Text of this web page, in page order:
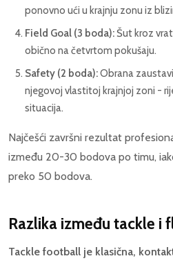
ponovno ući u krajnju zonu iz
Field Goal (3 boda):Šut kroz
obično na četvrtom pokušaju.
Safety (2 boda):Obrana
njegovoj vlastitoj krajnjoj zoni -
situacija.
Najčešći završni rezultat
između 20-30 bodova po timu,
preko 50 bodova.
Razlika između tackle i
Tackle football je klasična,